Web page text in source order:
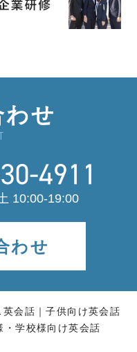
せ
10:00-19:00
わせ
英会話
子供向け英会話
・学校様向け英会話